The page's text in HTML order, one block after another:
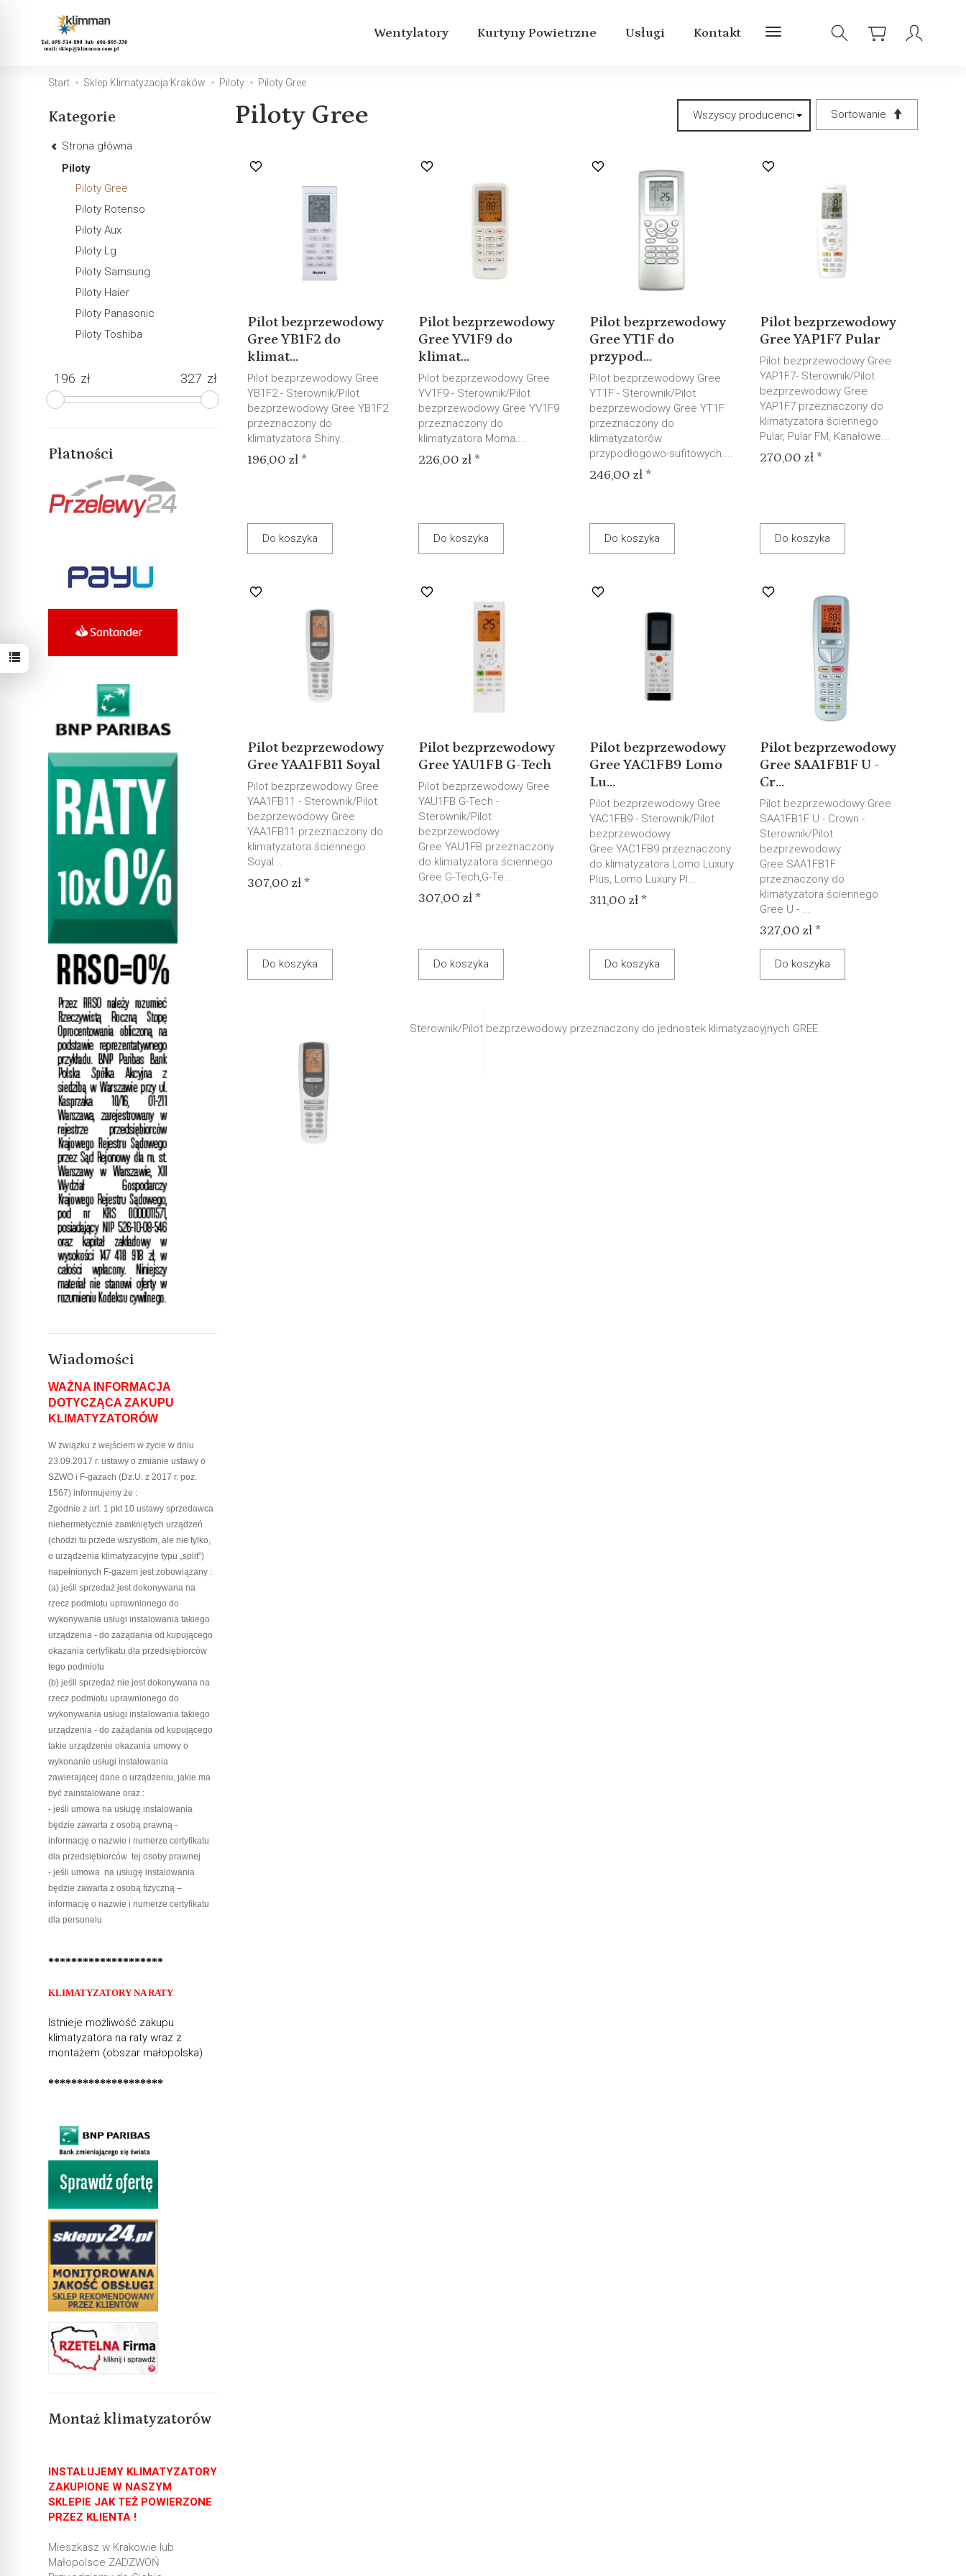
Wentylatory Kurtyny Powietrzne Usługi Kontakt
Start Sklep Klimatyzacja Kraków Piloty Piloty Gree
Piloty Gree Sortowanie
Pilot bezprzewodowy
Gree YB1F2 do
klimat...
Pilot bezprzewodowy Gree
YB1F2 - Sterownik/Pilot
bezprzewodowy Gree YB1F2
przeznaczony do
klimatyzatora Shiny...
196,00 zł *
Do koszyka
Pilot bezprzewodowy
Gree YV1F9 do
klimat...
Pilot bezprzewodowy Gree
YV1F9 - Sterownik/Pilot
bezprzewodowy Gree YV1F9
przeznaczony do
klimatyzatora Moma....
226,00 zł *
Do koszyka
Pilot bezprzewodowy
Gree YT1F do
przypod...
Pilot bezprzewodowy Gree
YT1F - Sterownik/Pilot
bezprzewodowy Gree YT1F
przeznaczony do
klimatyzatorów
przypodłogowo-sufitowych....
246,00 zł *
Do koszyka
Pilot bezprzewodowy
Gree YAP1F7 Pular
Pilot bezprzewodowy Gree
YAP1F7- Sterownik/Pilot
bezprzewodowy Gree
YAP1F7 przeznaczony do
klimatyzatora ściennego
Pular, Pular FM, Kanałowe...
270,00 zł *
Do koszyka
Pilot bezprzewodowy
Gree YAA1FB11 Soyal
Pilot bezprzewodowy Gree
YAA1FB11 - Sterownik/Pilot
bezprzewodowy Gree
YAA1FB11 przeznaczony do
klimatyzatora ściennego
Soyal...
307,00 zł *
Do koszyka
Pilot bezprzewodowy
Gree YAU1FB G-Tech
Pilot bezprzewodowy Gree
YAU1FB G-Tech -
Sterownik/Pilot
bezprzewodowy
Gree YAU1FB przeznaczony
do klimatyzatora ściennego
Gree G-Tech,G-Te...
307,00 zł *
Do koszyka
Pilot bezprzewodowy
Gree YAC1FB9 Lomo
Lu...
Pilot bezprzewodowy Gree
YAC1FB9 - Sterownik/Pilot
bezprzewodowy
Gree YAC1FB9 przeznaczony
do klimatyzatora Lomo Luxury
Plus, Lomo Luxury Pl...
311,00 zł *
Do koszyka
Pilot bezprzewodowy
Gree SAA1FB1F U -
Cr...
Pilot bezprzewodowy Gree
SAA1FB1F U - Crown -
Sterownik/Pilot
bezprzewodowy
Gree SAA1FB1F
przeznaczony do
klimatyzatora ściennego
Gree U - ...
327,00 zł *
Do koszyka
Sterownik/Pilot bezprzewodowy przeznaczony do jednostek klimatyzacyjnych GREE.
Kategorie
Strona główna
Piloty
Piloty Gree
Piloty Rotenso
Piloty Aux
Piloty Lg
Piloty Samsung
Piloty Haier
Piloty Panasonic
Piloty Toshiba
zł zł
Płatności
Wiadomości
WAŻNA INFORMACJA
DOTYCZĄCA ZAKUPU
KLIMATYZATORÓW
W związku z wejściem w życie w dniu
23.09.2017 r. ustawy o zmianie ustawy o
SZWO i F-gazach (Dz.U. z 2017 r. poz.
1567) informujemy że :
Zgodnie z art. 1 pkt 10 ustawy sprzedawca
niehermetycznie zamkniętych urządzeń
(chodzi tu przede wszystkim, ale nie tylko,
o urządzenia klimatyzacyjne typu „split”)
napełnionych F-gazem jest zobowiązany :
(a) jeśli sprzedaż jest dokonywana na
rzecz podmiotu uprawnionego do
wykonywania usługi instalowania takiego
urządzenia - do zażądania od kupującego
okazania certyfikatu dla przedsiębiorców
tego podmiotu
(b) jeśli sprzedaż nie jest dokonywana na
rzecz podmiotu uprawnionego do
wykonywania usługi instalowania takiego
urządzenia - do zażądania od kupującego
takie urządzenie okazania umowy o
wykonanie usługi instalowania
zawierającej dane o urządzeniu, jakie ma
być zainstalowane oraz :
- jeśli umowa na usługę instalowania
będzie zawarta z osobą prawną -
informację o nazwie i numerze certyfikatu
dla przedsiębiorców tej osoby prawnej
- jeśli umowa na usługę instalowania
będzie zawarta z osobą fizyczną –
informację o nazwie i numerze certyfikatu
dla personelu
********************
KLIMATYZATORY NA RATY
Istnieje możliwość zakupu
klimatyzatora na raty wraz z
montażem (obszar małopolska)
********************
Montaż klimatyzatorów
INSTALUJEMY KLIMATYZATORY
ZAKUPIONE W NASZYM
SKLEPIE JAK TEŻ POWIERZONE
PRZEZ KLIENTA !
Mieszkasz w Krakowie lub
Małopolsce ZADZWOŃ